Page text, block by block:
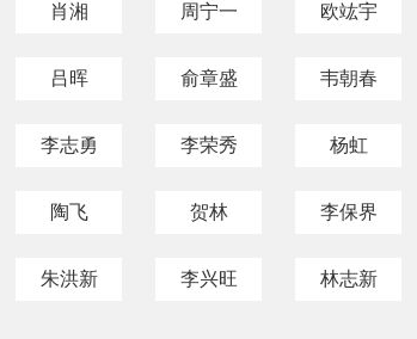
肖湘 周宁一 欧竑宇
吕晖 俞章盛 韦朝春
李志勇 李荣秀 杨虹
陶飞 贺林 李保界
朱洪新 李兴旺 林志新